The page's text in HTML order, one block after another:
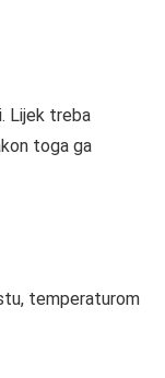
Lijek treba
toga ga
temperaturom